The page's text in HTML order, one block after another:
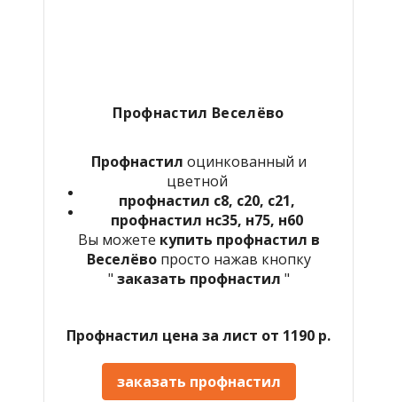
Профнастил Веселёво
Профнастил оцинкованный и
цветной
профнастил с8, с20, с21,
профнастил нс35, н75, н60
Вы можете купить профнастил в
Веселёво просто нажав кнопку
" заказать профнастил "
Профнастил цена за лист от 1190 р.
заказать профнастил